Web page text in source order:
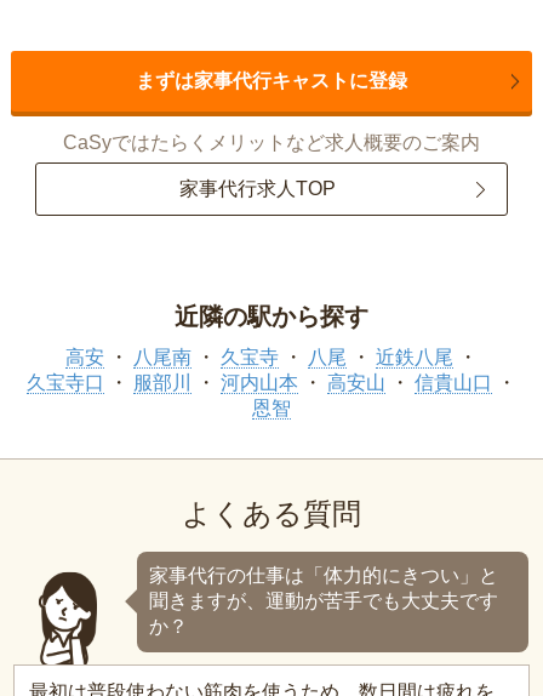
まずは家事代行キャストに登録
CaSyではたらくメリットなど求人概要のご案内
家事代行求人TOP
近隣の駅から探す
高安 八尾南 久宝寺 八尾
近鉄八尾
久宝寺口
服部川 河内山本 高安山
信貴山口
恩智
よくある質問
家事代行の仕事は「体力的にきつい」と
聞きますが、運動が苦手でも大丈夫です
か？
最初は普段使わない筋肉を使うため、数日間は疲れを